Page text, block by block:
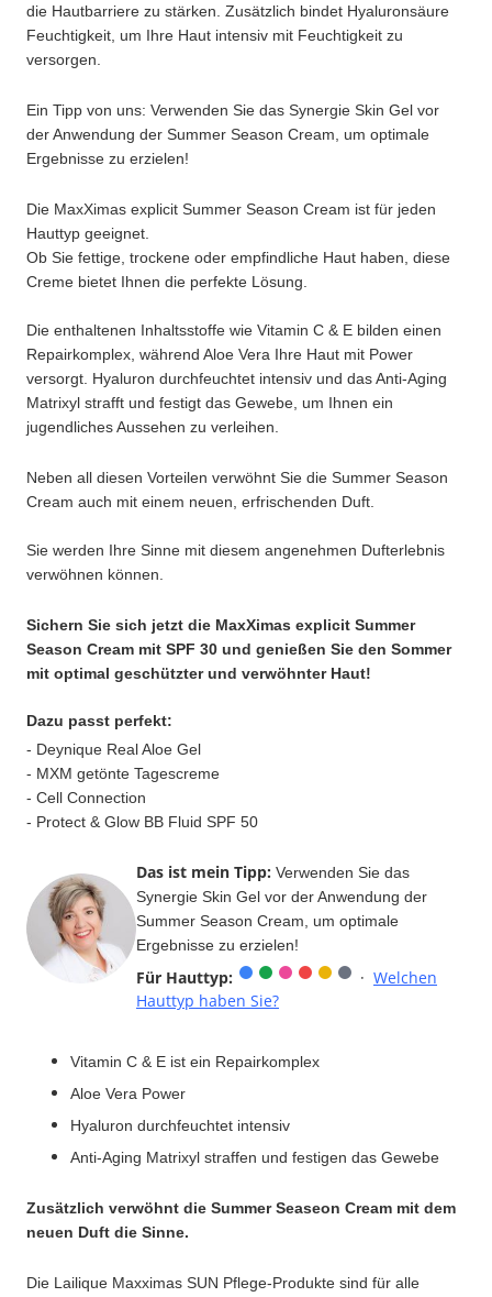
die Hautbarriere zu stärken. Zusätzlich bindet Hyaluronsäure
Feuchtigkeit, um Ihre Haut intensiv mit Feuchtigkeit zu
versorgen.
Ein Tipp von uns: Verwenden Sie das Synergie Skin Gel vor
der Anwendung der Summer Season Cream, um optimale
Ergebnisse zu erzielen!
Die MaxXimas explicit Summer Season Cream ist für jeden
Hauttyp geeignet.
Ob Sie fettige, trockene oder empfindliche Haut haben, diese
Creme bietet Ihnen die perfekte Lösung.
Die enthaltenen Inhaltsstoffe wie Vitamin C & E bilden einen
Repairkomplex, während Aloe Vera Ihre Haut mit Power
versorgt. Hyaluron durchfeuchtet intensiv und das Anti-Aging
Matrixyl strafft und festigt das Gewebe, um Ihnen ein
jugendliches Aussehen zu verleihen.
Neben all diesen Vorteilen verwöhnt Sie die Summer Season
Cream auch mit einem neuen, erfrischenden Duft.
Sie werden Ihre Sinne mit diesem angenehmen Dufterlebnis
verwöhnen können.
Sichern Sie sich jetzt die MaxXimas explicit Summer
Season Cream mit SPF 30 und genießen Sie den Sommer
mit optimal geschützter und verwöhnter Haut!
Dazu passt perfekt:
- Deynique Real Aloe Gel
- MXM getönte Tagescreme
- Cell Connection
- Protect & Glow BB Fluid SPF 50
Das ist mein Tipp: Verwenden Sie das
Synergie Skin Gel vor der Anwendung der
Summer Season Cream, um optimale
Ergebnisse zu erzielen!
Für Hauttyp: · Welchen
Hauttyp haben Sie?
Vitamin C & E ist ein Repairkomplex
Aloe Vera Power
Hyaluron durchfeuchtet intensiv
Anti-Aging Matrixyl straffen und festigen das Gewebe
Zusätzlich verwöhnt die Summer Seaseon Cream mit dem
neuen Duft die Sinne.
Die Lailique Maxximas SUN Pflege-Produkte sind für alle